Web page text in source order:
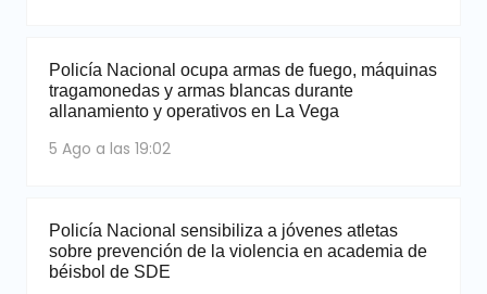
Policía Nacional ocupa armas de fuego, máquinas
tragamonedas y armas blancas durante
allanamiento y operativos en La Vega
5 Ago a las 19:02
Policía Nacional sensibiliza a jóvenes atletas
sobre prevención de la violencia en academia de
béisbol de SDE